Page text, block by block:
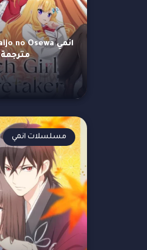
مترجمة
مسلسلات انمي